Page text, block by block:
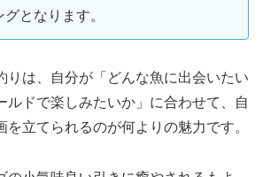
となります。
りは、自分が「どんな魚に出会いたい
ルドで楽しみたいか」に合わせて、自
を立てられるのが何よりの魅力です。